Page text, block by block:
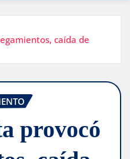
caída de
provocó